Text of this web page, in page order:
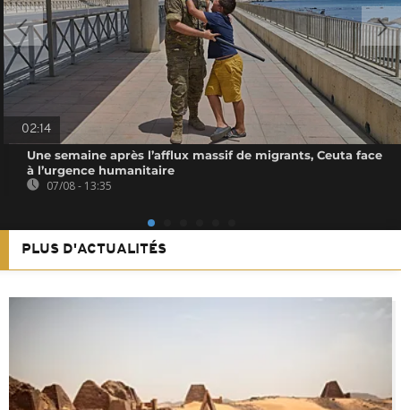
02:14
Une semaine après l’afflux massif de migrants, Ceuta face
à l’urgence humanitaire
07/08 - 13:35
PLUS D'ACTUALITÉS